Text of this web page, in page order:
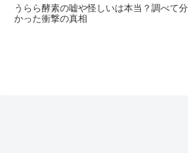
うらら酵素の嘘や怪しいは本当？調べて分
かった衝撃の真相